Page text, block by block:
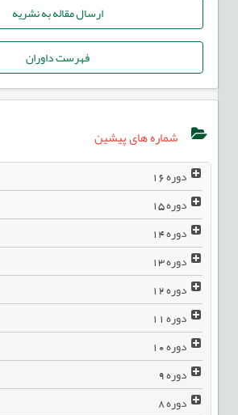
ارسال مقاله به نشریه
فهرست داوران
شماره های پیشین
دوره16
دوره15
دوره14
دوره13
دوره12
دوره11
دوره10
دوره9
دوره8